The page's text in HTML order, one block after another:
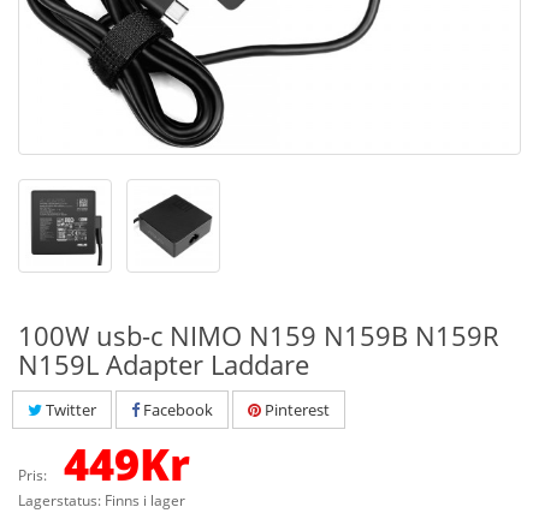
100W usb-c NIMO N159 N159B N159R
N159L Adapter Laddare
Twitter Facebook Pinterest
Pris: 449Kr
Lagerstatus: Finns i lager